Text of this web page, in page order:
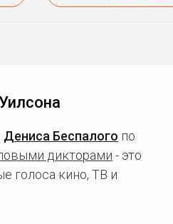
Дениса Беспалого по
дикторами - это
голоса кино, ТВ и